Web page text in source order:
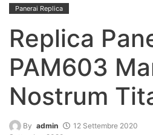
Panerai Replica
Replica
PAM603
Nostrum
By admin 12 Settembre 2020